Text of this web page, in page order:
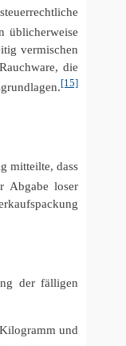
üblicherweise
vermischen
die
[15]
mitteilte, dass
Abgabe loser
der fälligen
und